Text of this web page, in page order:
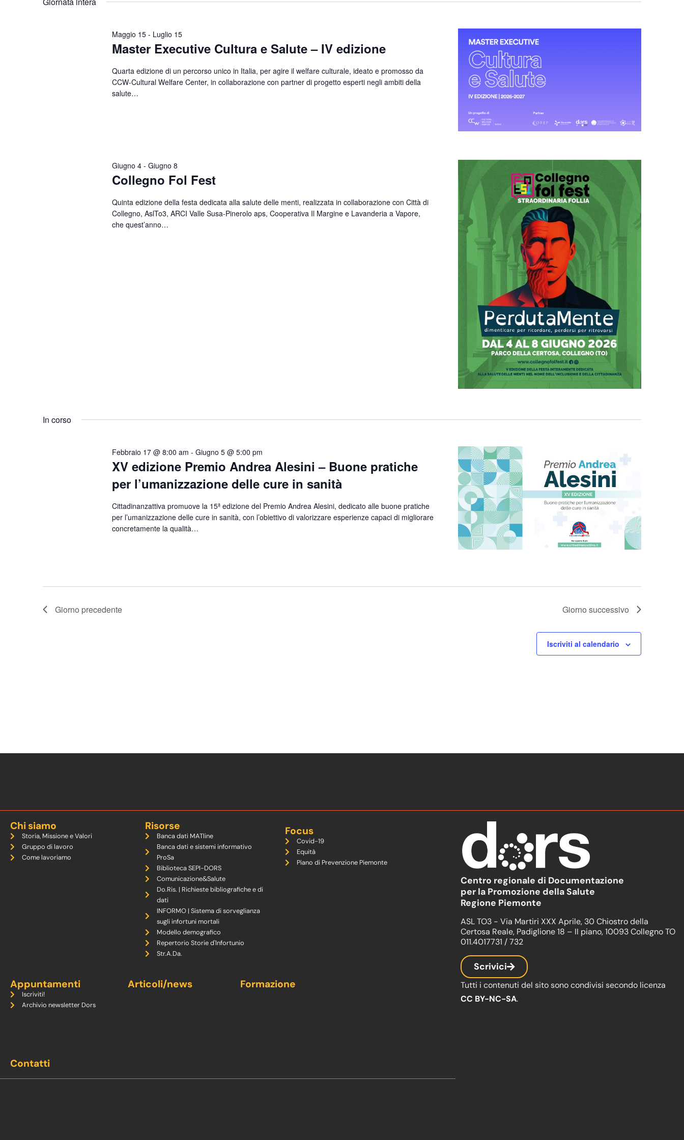
Parola
Master Executive Cultura e Salute – IV edizione
Maggio 15- Luglio 15
Quarta edizione di un percorso unico in Italia, per agire il welfare culturale, ideato e promosso da
CCW-Cultural Welfare Center, in collaborazione con partner di progetto esperti negli ambiti della
salute…
Collegno Fol Fest
Giugno 4- Giugno 8
Quinta edizione della festa dedicata alla salute delle menti, realizzata in collaborazione con Città di
Collegno, AslTo3, ARCI Valle Susa-Pinerolo aps, Cooperativa Il Margine e Lavanderia a Vapore,
che quest’anno…
In corso
XV edizione Premio Andrea Alesini – Buone pratiche
per l’umanizzazione delle cure in sanità
Febbraio 17 @ 8:00 am - Giugno 5 @ 5:00 pm
Cittadinanzattiva promuove la 15ª edizione del Premio Andrea Alesini, dedicato alle buone pratiche
per l’umanizzazione delle cure in sanità, con l’obiettivo di valorizzare esperienze capaci di migliorare
concretamente la qualità…
Giorno precedente Giorno successivo
Iscriviti al calendario
Chi siamo
Storia, Missione e Valori
Gruppo di lavoro
Come lavoriamo
Risorse
Banca dati MATline
Banca dati e sistemi informativo
ProSa
Biblioteca SEPI-DORS
Comunicazione&Salute
Do.Ris. | Richieste bibliografiche e di
dati
INFORMO | Sistema di sorveglianza
sugli infortuni mortali
Modello demografico
Repertorio Storie d'Infortunio
Str.A.Da.
Focus
Covid-19
Equità
Piano di Prevenzione Piemonte
Appuntamenti
Iscriviti!
Archivio newsletter Dors
Articoli/news Formazione
Contatti
Centro regionale di Documentazione
per la Promozione della Salute
Regione Piemonte
ASL TO3 - Via Martiri XXX Aprile, 30 Chiostro della
Certosa Reale, Padiglione 18 – II piano, 10093 Collegno TO
011.4017731 / 732
Scrivici
Tutti i contenuti del sito sono condivisi secondo licenza
CC BY-NC-SA.